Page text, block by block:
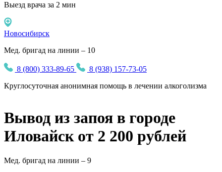
Выезд врача за 2 мин
Новосибирск
Мед. бригад на линии – 10
8 (800) 333-89-65
8 (938) 157-73-05
Круглосуточная анонимная помощь в лечении алкоголизма
Вывод из запоя в городе
Иловайск от 2 200 рублей
Мед. бригад на линии – 9